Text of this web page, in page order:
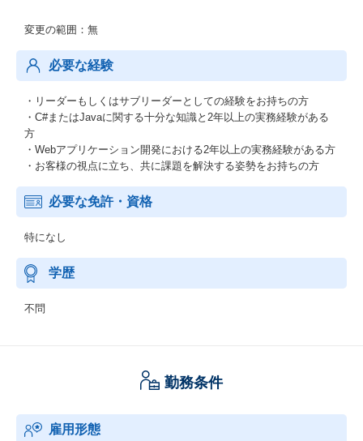
変更の範囲：無
必要な経験
・リーダーもしくはサブリーダーとしての経験をお持ちの方
・C#またはJavaに関する十分な知識と2年以上の実務経験がある
方
・Webアプリケーション開発における2年以上の実務経験がある方
・お客様の視点に立ち、共に課題を解決する姿勢をお持ちの方
必要な免許・資格
特になし
学歴
不問
勤務条件
雇用形態